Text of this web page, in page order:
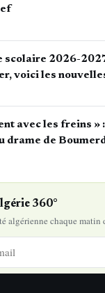
scolaire 2026-
voici les
avec les freins »
drame de
360°
algérienne chaque matin